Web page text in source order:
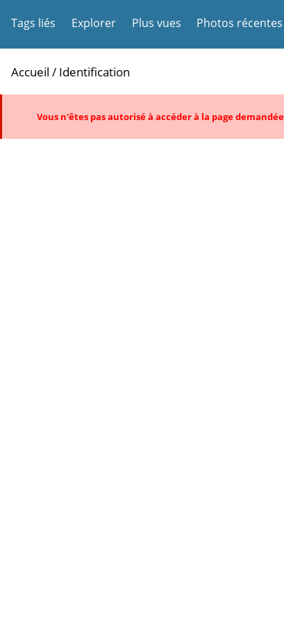
Tags liés Explorer Plus vues Photos récentes
Accueil / Identification
Vous n'êtes pas autorisé à accéder à la page demandée